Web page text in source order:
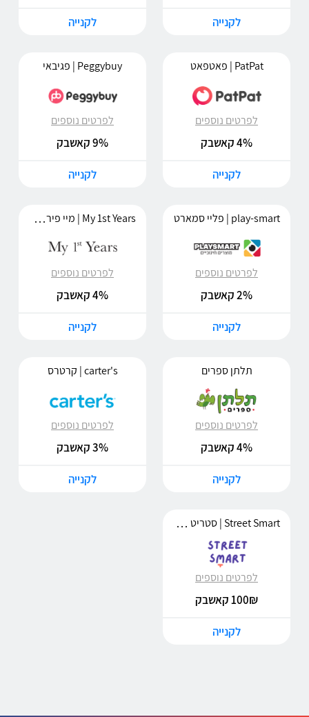
לקנייה לקנייה
PatPat | פאטפאט
לפרטים נוספים
4% קאשבק
לקנייה
Peggybuy | פגיבאי
לפרטים נוספים
9% קאשבק
לקנייה
play-smart | פליי סמארט
לפרטים נוספים
2% קאשבק
לקנייה
My 1st Years | מיי פירסט יירס
לפרטים נוספים
4% קאשבק
לקנייה
תלתן ספרים
לפרטים נוספים
4% קאשבק
לקנייה
carter's | קרטרס
לפרטים נוספים
3% קאשבק
לקנייה
Street Smart | סטריט סמארט
לפרטים נוספים
100₪ קאשבק
לקנייה